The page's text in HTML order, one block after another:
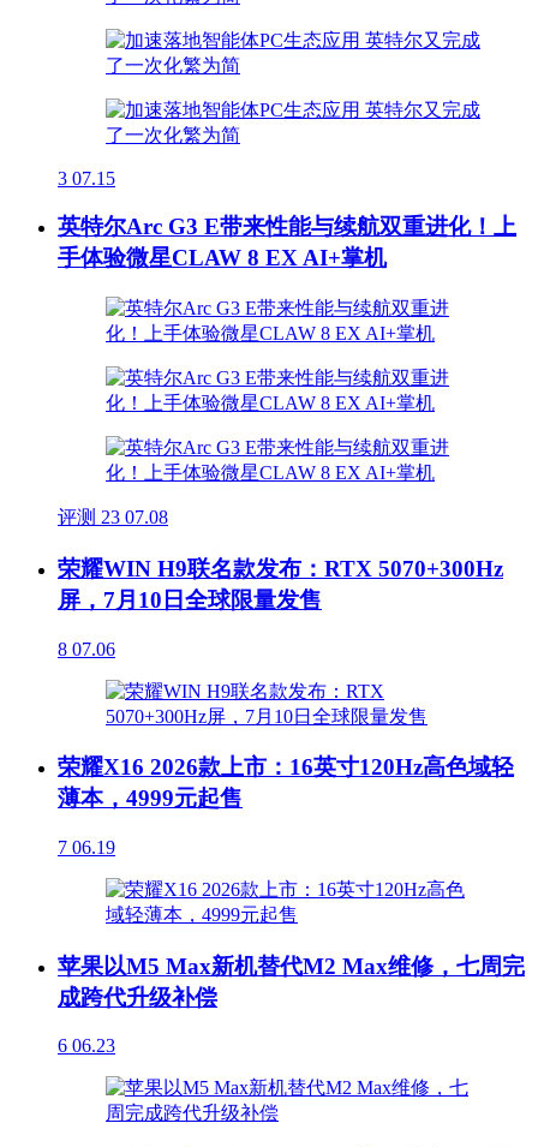
3 07.15
英特尔Arc G3 E带来性能与续航双重进化！上
手体验微星CLAW 8 EX AI+掌机
评测 23 07.08
荣耀WIN H9联名款发布：RTX 5070+300Hz
屏，7月10日全球限量发售
8 07.06
荣耀X16 2026款上市：16英寸120Hz高色域轻
薄本，4999元起售
7 06.19
苹果以M5 Max新机替代M2 Max维修，七周完
成跨代升级补偿
6 06.23